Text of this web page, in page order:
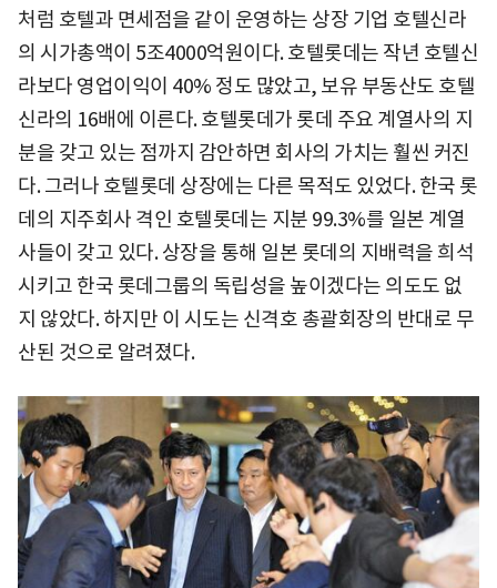
처럼 호텔과 면세점을 같이 운영하는 상장 기업 호텔신라
의 시가총액이 5조4000억원이다. 호텔롯데는 작년 호텔신
라보다 영업이익이 40% 정도 많았고, 보유 부동산도 호텔
신라의 16배에 이른다. 호텔롯데가 롯데 주요 계열사의 지
분을 갖고 있는 점까지 감안하면 회사의 가치는 훨씬 커진
다. 그러나 호텔롯데 상장에는 다른 목적도 있었다. 한국 롯
데의 지주회사 격인 호텔롯데는 지분 99.3%를 일본 계열
사들이 갖고 있다. 상장을 통해 일본 롯데의 지배력을 희석
시키고 한국 롯데그룹의 독립성을 높이겠다는 의도도 없
지 않았다. 하지만 이 시도는 신격호 총괄회장의 반대로 무
산된 것으로 알려졌다.